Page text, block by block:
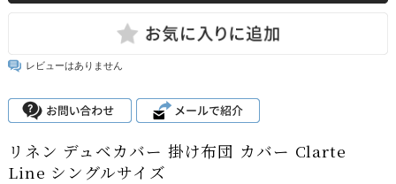
レビューはありません
リネン デュベカバー 掛け布団 カバー Clarte
Line シングルサイズ